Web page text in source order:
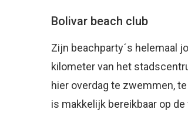
Bolivar beach club
Zijn beachparty´s helemaal
kilometer van het
hier overdag te zwemmen,
is makkelijk bereikbaar op